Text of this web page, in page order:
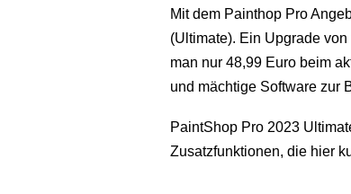
Mit dem Painthop Pro
(Ultimate). Ein Upgrade
man nur 48,99 Euro beim
und mächtige Software zur
PaintShop Pro 2023
Zusatzfunktionen, die hier